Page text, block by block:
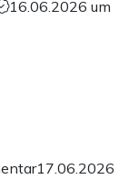
16.06.2026 um
17.06.2026